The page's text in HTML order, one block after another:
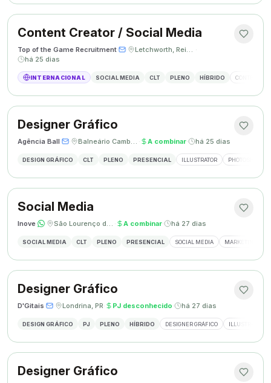
Content Creator / Social Media
Top of the Game Recruitment· · Letchworth, Reino Unido ·
há 25 dias
INTERNACIONAL SOCIAL MEDIA CLT PLENO HÍBRIDO CONTENT
Designer Gráfico
Agência Ball· · Balneário Camboriú, SC · A combinar· há 25 dias
DESIGN GRÁFICO CLT PLENO PRESENCIAL ILLUSTRATOR PHOTOSHOP
Social Media
Inove· · São Lourenço do Oeste, SC · A combinar· há 27 dias
SOCIAL MEDIA CLT PLENO PRESENCIAL SOCIAL MEDIA MARKETING
Designer Gráfico
D'Gitais· · Londrina, PR· PJ desconhecido· há 27 dias
DESIGN GRÁFICO PJ PLENO HÍBRIDO DESIGNER GRÁFICO ILLUSTRATOR
Designer Gráfico